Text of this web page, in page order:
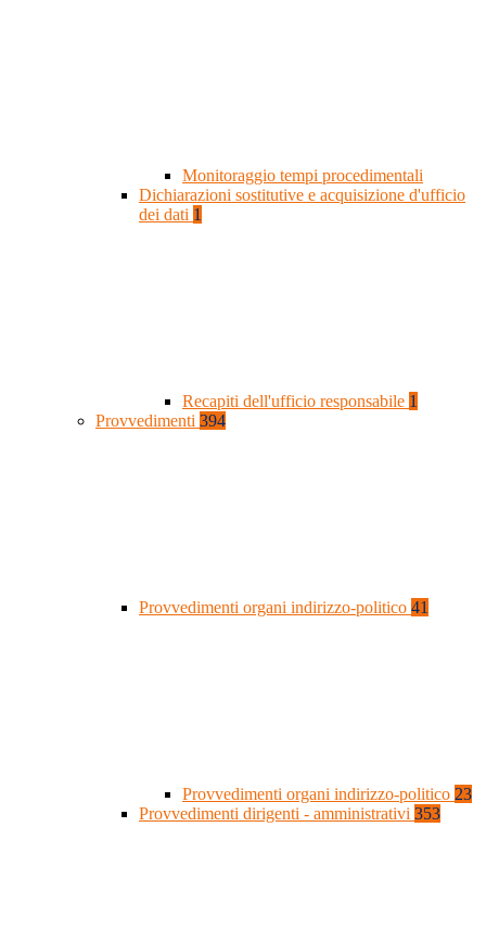
Monitoraggio tempi procedimentali
Dichiarazioni sostitutive e acquisizione d'ufficio
dei dati 1
Recapiti dell'ufficio responsabile 1
Provvedimenti 394
Provvedimenti organi indirizzo-politico 41
Provvedimenti organi indirizzo-politico 23
Provvedimenti dirigenti - amministrativi 353